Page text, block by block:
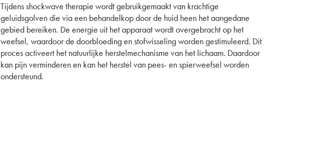
Tijdens shockwave therapie wordt gebruikgemaakt van krachtige
geluidsgolven die via een behandelkop door de huid heen het aangedane
gebied bereiken. De energie uit het apparaat wordt overgebracht op het
weefsel, waardoor de doorbloeding en stofwisseling worden gestimuleerd. Dit
proces activeert het natuurlijke herstelmechanisme van het lichaam. Daardoor
kan pijn verminderen en kan het herstel van pees- en spierweefsel worden
ondersteund.